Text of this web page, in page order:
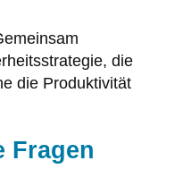
die
die Produktivität
Fragen